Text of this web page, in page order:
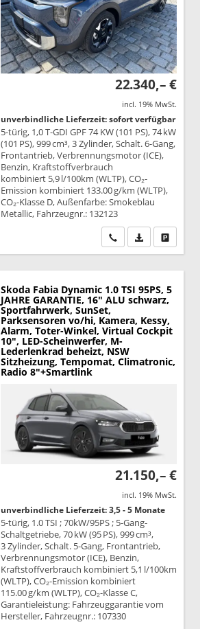
22.340,– €
incl. 19% MwSt.
unverbindliche Lieferzeit: sofort verfügbar
5-türig, 1,0 T-GDI GPF 74 KW (101 PS), 74 kW
(101 PS), 999 cm³, 3 Zylinder, Schalt. 6-Gang,
Frontantrieb, Verbrennungsmotor (ICE),
Benzin, Kraftstoffverbrauch
kombiniert 5,9 l/100km (WLTP), CO₂-
Emission kombiniert 133.00 g/km (WLTP),
CO₂-Klasse D, Außenfarbe: Smokeblau
Metallic, Fahrzeugnr.: 132123
Wir rufen Sie an
PDF-Datei,Drucken,
Skoda Fabia Dynamic 1.0 TSI 95PS, 5
JAHRE GARANTIE, 16" ALU schwarz,
Sportfahrwerk, SunSet,
Parksensoren vo/hi, Kamera, Kessy,
Alarm, Toter-Winkel, Virtual Cockpit
10", LED-Scheinwerfer, M-
Lederlenkrad beheizt, NSW
Sitzheizung, Tempomat, Climatronic,
Radio 8"+Smartlink
21.150,– €
incl. 19% MwSt.
unverbindliche Lieferzeit: 3,5 - 5 Monate
5-türig, 1.0 TSI ; 70kW/95PS ; 5-Gang-
Schaltgetriebe, 70 kW (95 PS), 999 cm³,
3 Zylinder, Schalt. 5-Gang, Frontantrieb,
Verbrennungsmotor (ICE), Benzin,
Kraftstoffverbrauch kombiniert 5,1 l/100km
(WLTP), CO₂-Emission kombiniert
115.00 g/km (WLTP), CO₂-Klasse C,
Garantieleistung: Fahrzeuggarantie vom
Hersteller, Fahrzeugnr.: 107330